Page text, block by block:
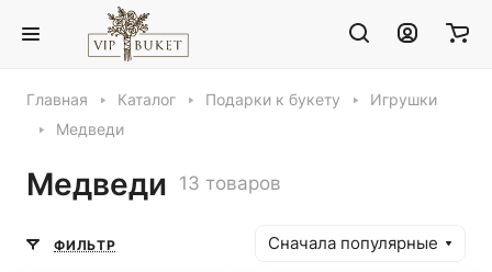
Главная Каталог Подарки к букету
Игрушки
Медведи
Медведи 13 товаров
ФИЛЬТР Сначала популярные